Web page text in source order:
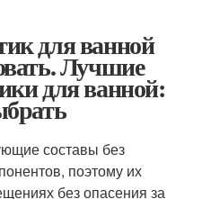
для ванной
Лучшие
для ванной:
составы без
поэтому их
без опасения за